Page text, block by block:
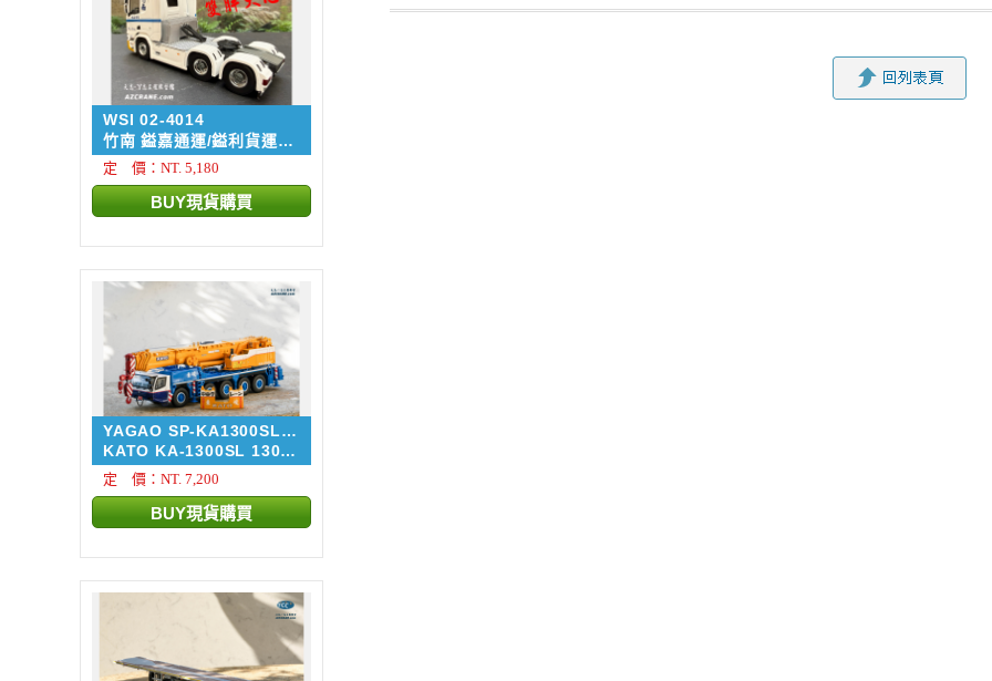
WSI 02-4014
竹南 鎰嘉通運/鎰利貨運
車...
定 價：NT. 5,180
YAGAO SP-KA1300SL-
DG
KATO KA-1300SL 130噸
級 東...
定 價：NT. 7,200